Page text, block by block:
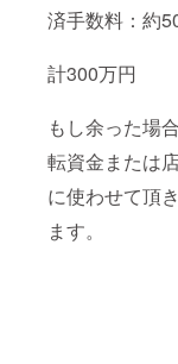
済手数料：約
計300万円
もし余った場
転資金または
に使わせて頂
ます。